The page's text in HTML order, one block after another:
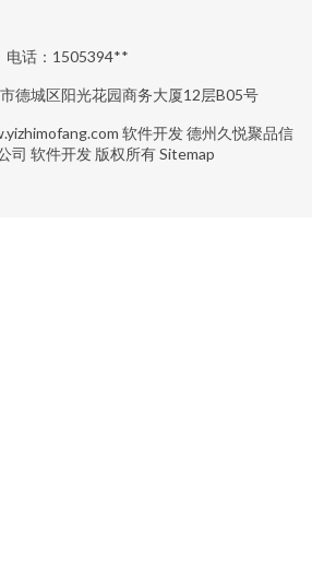
电话：1505394**
德城区阳光花园商务大厦12层B05号
软件开发德州久悦聚品信
司 软件开发 版权所有Sitemap